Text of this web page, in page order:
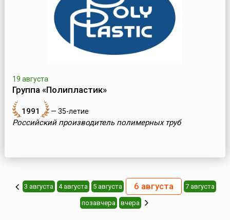
19 августа
Группа «Полипластик»
1991 — 35-летие
Российский производитель полимерных труб
3 августа 4 августа 5 августа 6 августа 7 августа
позавчера вчера